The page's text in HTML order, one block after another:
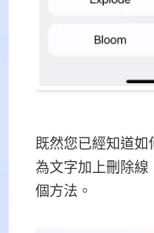
既然您已經知道
為文字加上刪除線
個方法。